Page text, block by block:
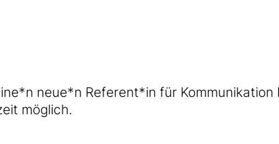
neue*n Referent*in für
möglich.